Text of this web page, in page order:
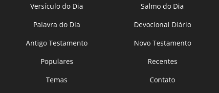
Versículo do Dia
Salmo do Dia
Palavra do Dia
Devocional Diário
Antigo Testamento
Novo Testamento
Populares
Recentes
Temas
Contato